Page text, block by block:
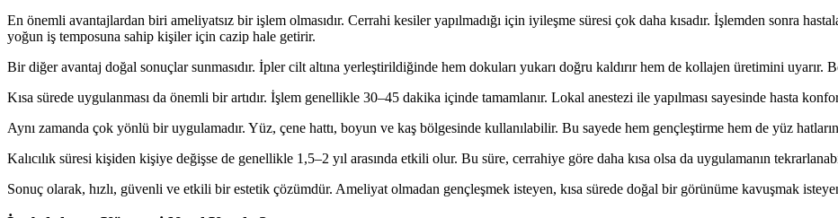
En önemli avantajlardan biri ameliyatsız bir işlem olmasıdır. Cerrahi kesiler yapılmadığı için iyileşme süresi çok daha kısadır. İşlemden sonra
yoğun iş temposuna sahip kişiler için cazip hale getirir.
Bir diğer avantaj doğal sonuçlar sunmasıdır. İpler cilt altına yerleştirildiğinde hem dokuları yukarı doğru kaldırır hem de kollajen üretimini uyarır.
Kısa sürede uygulanması da önemli bir artıdır. İşlem genellikle 30–45 dakika içinde tamamlanır. Lokal anestezi ile yapılması sayesinde hasta
Aynı zamanda çok yönlü bir uygulamadır. Yüz, çene hattı, boyun ve kaş bölgesinde kullanılabilir. Bu sayede hem gençleştirme hem de yüz
Kalıcılık süresi kişiden kişiye değişse de genellikle 1,5–2 yıl arasında etkili olur. Bu süre, cerrahiye göre daha kısa olsa da uygulamanın
Sonuç olarak, hızlı, güvenli ve etkili bir estetik çözümdür. Ameliyat olmadan gençleşmek isteyen, kısa sürede doğal bir görünüme kavuşmak